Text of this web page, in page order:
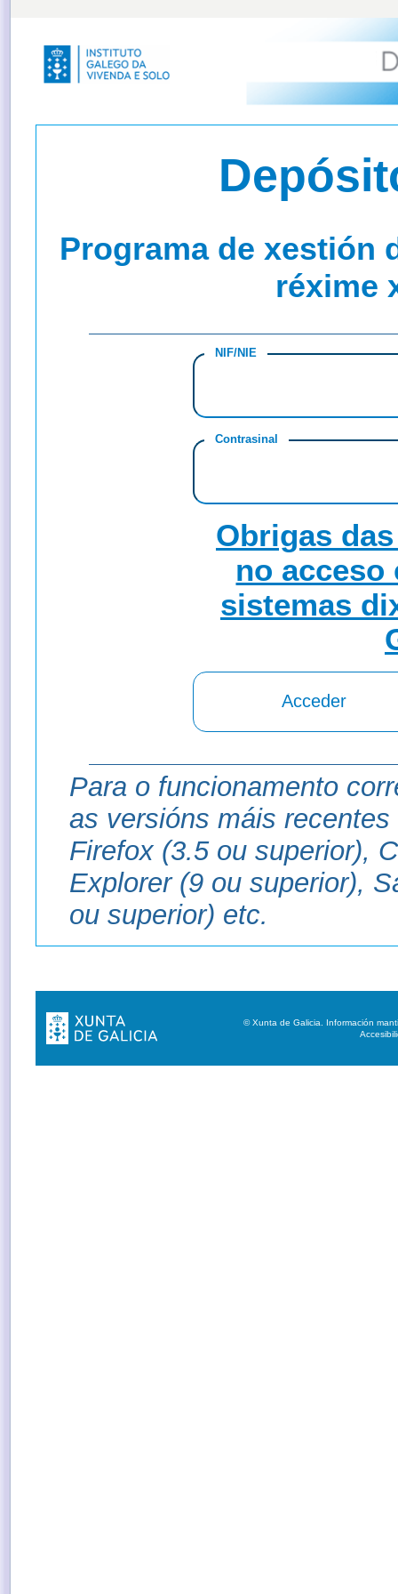
Programa de xestión
réxime
NIF/NIE
Contrasinal
Obrigas
no
sistemas
Para o funcionamento
as versións máis
Firefox (3.5 ou superior),
Explorer (9 ou superior),
ou superior) etc.
© Xunta de Galicia. Información